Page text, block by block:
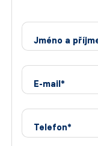
Jméno a
E-mail*
Telefon*